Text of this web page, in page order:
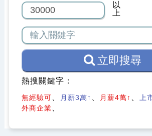
以
上
立即搜尋
熱搜關鍵字：
無經驗可 月薪3萬↑ 月薪4萬↑
上
外商企業